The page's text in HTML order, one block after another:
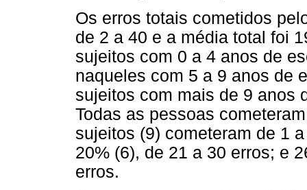
Os erros totais cometidos
de 2 a 40 e a média total foi
sujeitos com 0 a 4 anos de
naqueles com 5 a 9 anos de
sujeitos com mais de 9 anos
Todas as pessoas
sujeitos (9) cometeram de 1
20% (6), de 21 a 30 erros; e
erros.